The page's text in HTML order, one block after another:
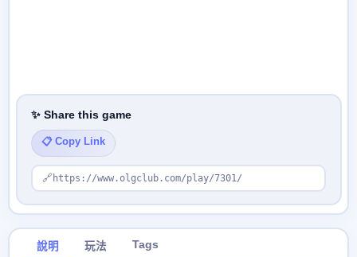
✨ Share this game
📋 Copy Link
🔗 https://www.olgclub.com/play/7301/
說明 玩法 Tags